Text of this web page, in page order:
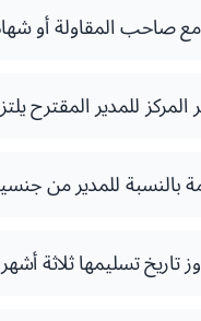
صاحب المقاولة أو
للمدير المقترح
بالنسبة للمدير من
تاريخ تسليمها ثلاثة أشهر